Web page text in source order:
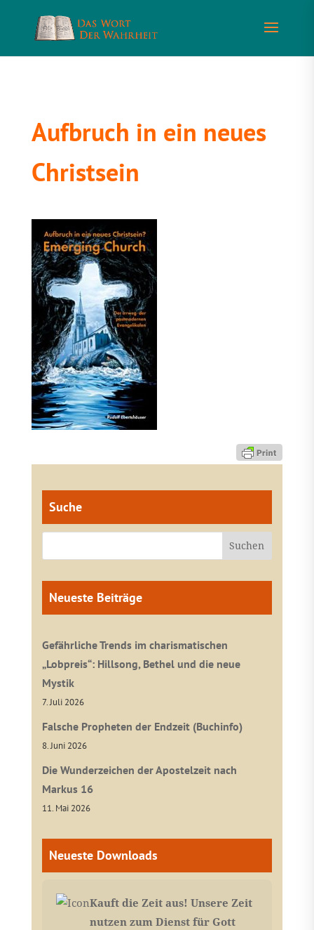
Aufbruch in ein neues
Christsein
Suche
Neueste Beiträge
Gefährliche Trends im charismatischen
„Lobpreis“: Hillsong, Bethel und die neue
Mystik
7. Juli 2026
Falsche Propheten der Endzeit (Buchinfo)
8. Juni 2026
Die Wunderzeichen der Apostelzeit nach
Markus 16
11. Mai 2026
Neueste Downloads
Kauft die Zeit aus! Unsere Zeit
nutzen zum Dienst für Gott